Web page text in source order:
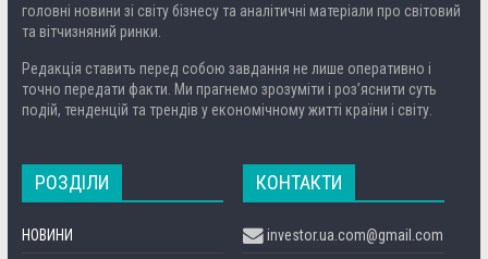
головні новини зі світу бізнесу та аналітичні матеріали про світовий
та вітчизняний ринки.
Редакція ставить перед собою завдання не лише оперативно і
точно передати факти. Ми прагнемо зрозуміти і роз’яснити суть
подій, тенденцій та трендів у економічному житті країни і світу.
РОЗДІЛИ
НОВИНИ
КОНТАКТИ
investor.ua.com@gmail.com